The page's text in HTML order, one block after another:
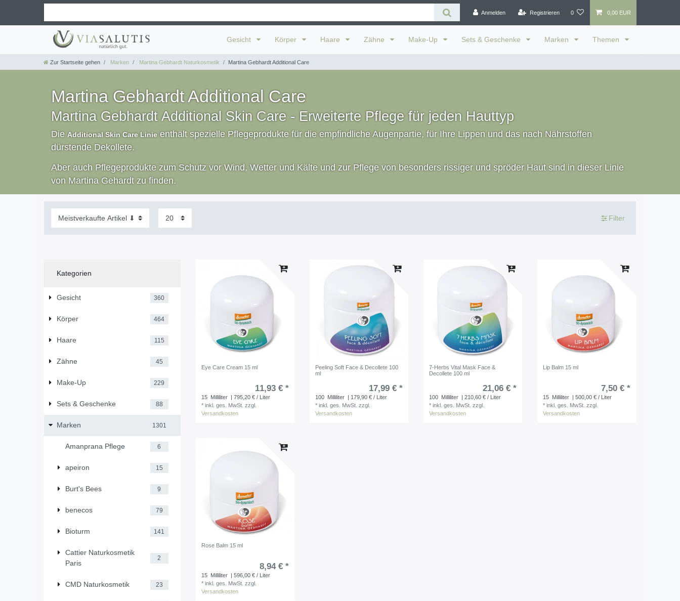
Anmelden Registrieren 0 0,00 EUR
Gesicht Körper Haare Zähne Make-Up Sets & Geschenke Marken Themen
Zur Startseite gehen Marken Martina Gebhardt Naturkosmetik Martina Gebhardt Additional Care
Martina Gebhardt Additional Care
Martina Gebhardt Additional Skin Care - Erweiterte Pflege für jeden Hauttyp
Die Additional Skin Care Linie enthält spezielle Pflegeprodukte für die empfindliche Augenpartie, für Ihre Lippen und das nach Nährstoffen
dürstende Dekollete.
Aber auch Pflegeprodukte zum Schutz vor Wind, Wetter und Kälte und zur Pflege von besonders rissiger und spröder Haut sind in dieser Linie
von Martina Gehardt zu finden.
Filter
Kategorien
Gesicht 360
Körper 464
Haare 115
Zähne 45
Make-Up 229
Sets & Geschenke 88
Marken 1301
Amanprana Pflege 6
apeiron 15
Burt's Bees 9
benecos 79
Bioturm 141
Cattier Naturkosmetik
Paris
2
CMD Naturkosmetik 23
Eye Care Cream 15 ml
11,93 € *
15 Milliliter | 795,20 € / Liter
*inkl. ges. MwSt. zzgl.
Versandkosten
Peeling Soft Face & Decollete 100
ml
17,99 € *
100 Milliliter | 179,90 € / Liter
*inkl. ges. MwSt. zzgl.
Versandkosten
7-Herbs Vital Mask Face &
Decollete 100 ml
21,06 € *
100 Milliliter | 210,60 € / Liter
*inkl. ges. MwSt. zzgl.
Versandkosten
Lip Balm 15 ml
7,50 € *
15 Milliliter | 500,00 € / Liter
*inkl. ges. MwSt. zzgl.
Versandkosten
Rose Balm 15 ml
8,94 € *
15 Milliliter | 596,00 € / Liter
*inkl. ges. MwSt. zzgl.
Versandkosten